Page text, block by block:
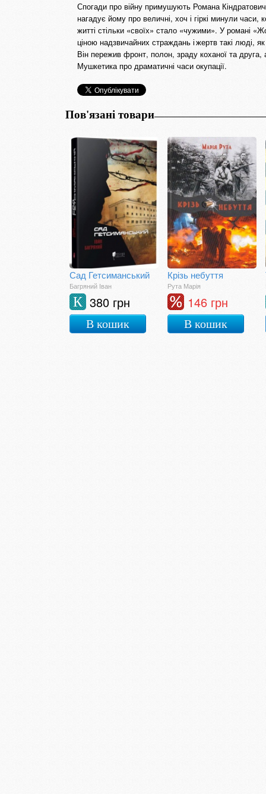
Спогади про війну примушують Романа
нагадує йому про величні, хоч і гіркі минули
житті стільки «своїх» стало «чужими». У романі
ціною надзвичайних страждань і жертв такі люді,
Він пережив фронт, полон, зраду коханої та
Мушкетика про драматичні часи окупації.
Пов'язані товари
Сад Гетсиманський
Багряний Іван
380 грн
К
В кошик
Крізь небуття
Рута Марія
146 грн
В кошик